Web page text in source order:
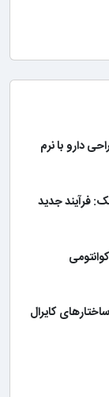
دارو با نرم
فرآیند جدید
کایرال